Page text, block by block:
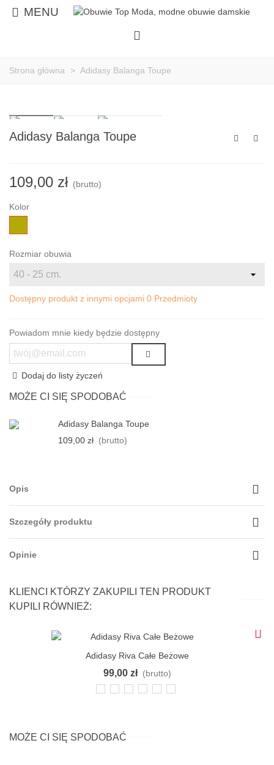
MENU
Strona główna > Adidasy Balanga Toupe
Adidasy Balanga Toupe
109,00 zł (brutto)
Kolor
Rozmiar obuwia
Dostępny produkt z innymi opcjami 0 Przedmioty
Powiadom mnie kiedy będzie dostępny
Dodaj do listy życzeń
MOŻE CI SIĘ SPODOBAĆ
Adidasy Balanga Toupe
109,00 zł (brutto)
Opis
Szczegóły produktu
Opinie
KLIENCI KTÓRZY ZAKUPILI TEN PRODUKT
KUPILI RÓWNIEŻ:
Adidasy Riva Całe Beżowe
99,00 zł (brutto)
MOŻE CI SIĘ SPODOBAĆ